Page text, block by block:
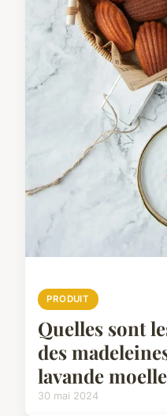
PRODUIT
Quelles sont
des
lavande
30 mai 2024